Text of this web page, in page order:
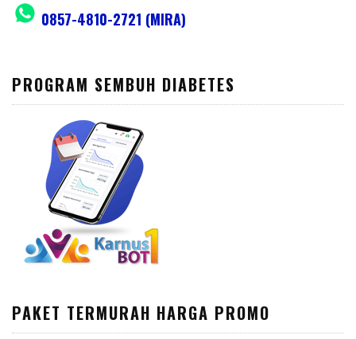
0857-4810-2721 (MIRA)
PROGRAM SEMBUH DIABETES
PAKET TERMURAH HARGA PROMO